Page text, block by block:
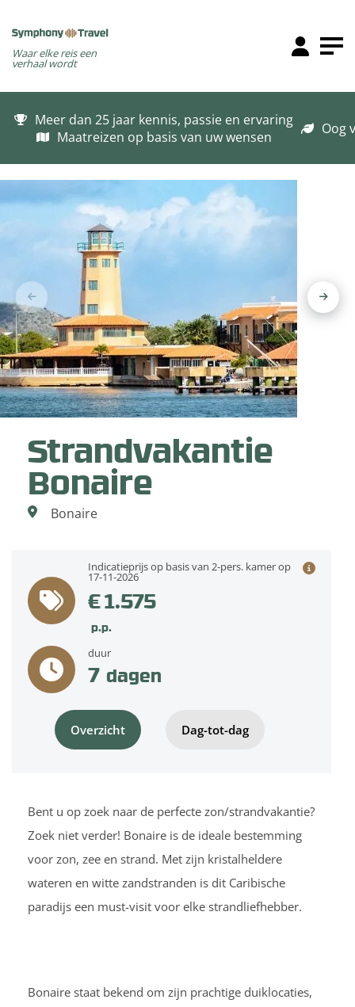
Waar elke reis een
verhaal wordt
Meer dan 25 jaar kennis, passie en ervaring
Maatreizen op basis van uw wensen
Oog
Strandvakantie
Bonaire
Bonaire
Overzicht Dag-tot-dag
Indicatieprijs op basis van 2-pers. kamer op
17-11-2026
€ 1.575
p.p.
duur
7 dagen
Bent u op zoek naar de perfecte zon/strandvakantie?
Zoek niet verder! Bonaire is de ideale bestemming
voor zon, zee en strand. Met zijn kristalheldere
wateren en witte zandstranden is dit Caribische
paradijs een must-visit voor elke strandliefhebber.
Bonaire staat bekend om zijn prachtige duiklocaties,